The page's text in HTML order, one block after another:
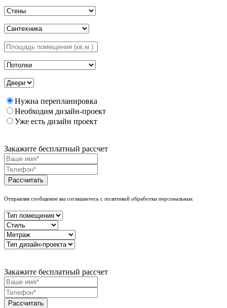
Нужна перепланировка
Необходим дизайн-проект
Уже есть дизайн проект
Закажите бесплатный рассчет
Рассчитать
Отправляя сообщение вы соглашаетесь с политикой обработки персональных
Закажите бесплатный рассчет
Рассчитать